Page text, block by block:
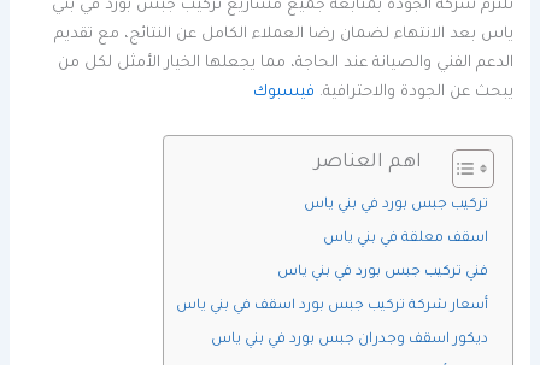
تلتزم شركة الجودة بمتابعة جميع مشاريع تركيب جبس بورد في بني
ياس بعد الانتهاء لضمان رضا العملاء الكامل عن النتائج، مع تقديم
الدعم الفني والصيانة عند الحاجة، مما يجعلها الخيار الأمثل لكل من
يبحث عن الجودة والاحترافية. فيسبوك
اهم العناصر
تركيب جبس بورد في بني ياس
اسقف معلقة في بني ياس
فني تركيب جبس بورد في بني ياس
أسعار شركة تركيب جبس بورد اسقف في بني ياس
ديكور اسقف وجدران جبس بورد في بني ياس